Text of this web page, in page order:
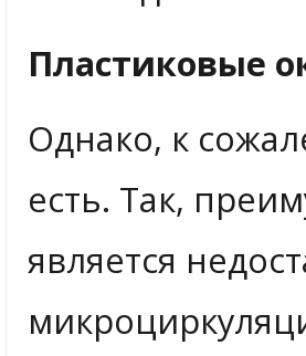
Пластиковые
Однако, к
есть. Так,
является